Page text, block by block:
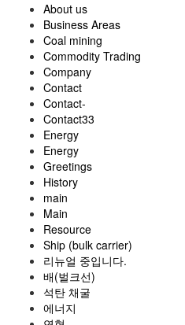
About us
Business Areas
Coal mining
Commodity Trading
Company
Contact
Contact-
Contact33
Energy
Energy
Greetings
History
main
Main
Resource
Ship (bulk carrier)
리뉴얼 중입니다.
배(벌크선)
석탄 채굴
에너지